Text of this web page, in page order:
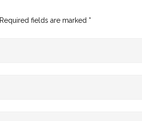
Required fields are marked *